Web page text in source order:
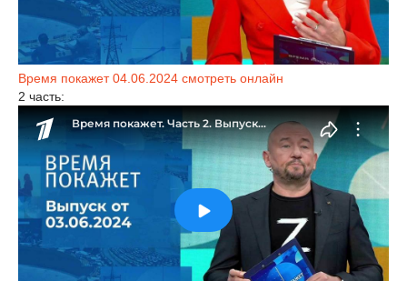
Время покажет 04.06.2024 смотреть онлайн
2 часть: